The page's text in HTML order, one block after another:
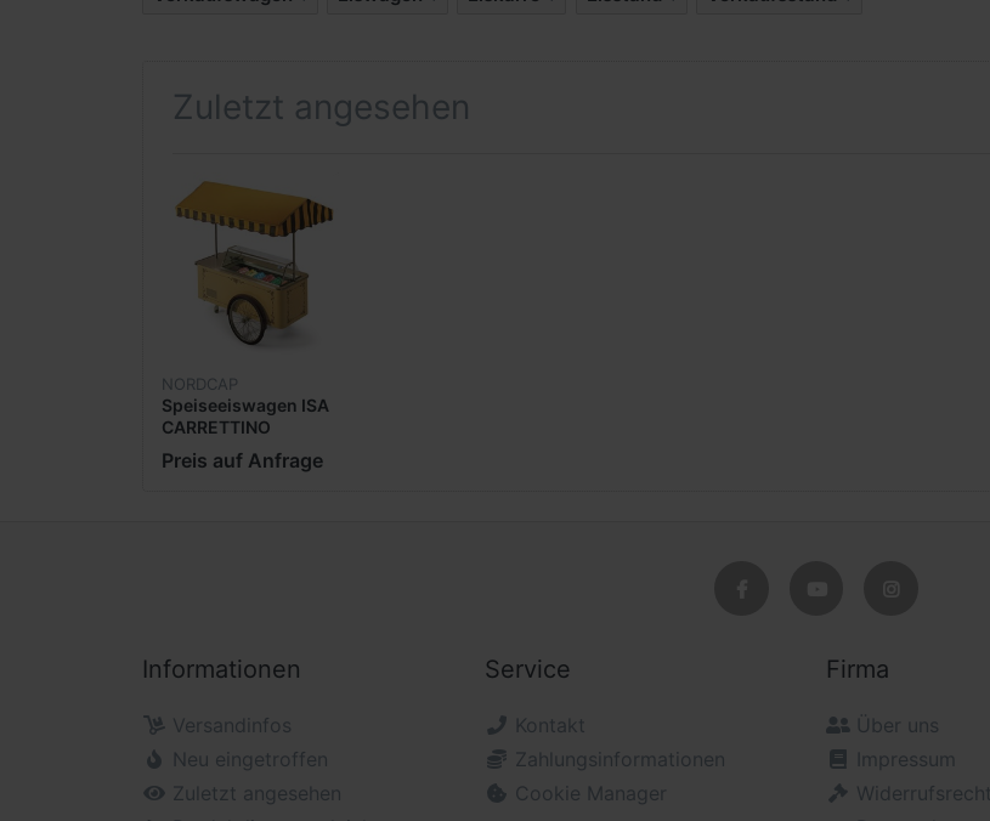
Zuletzt angesehen
NORDCAP
Speiseeiswagen ISA
CARRETTINO
Preis auf Anfrage
Informationen
Versandinfos
Neu eingetroffen
Zuletzt angesehen
Service
Kontakt
Zahlungsinformationen
Cookie Manager
Firma
Über uns
Impressum
Widerrufsrecht